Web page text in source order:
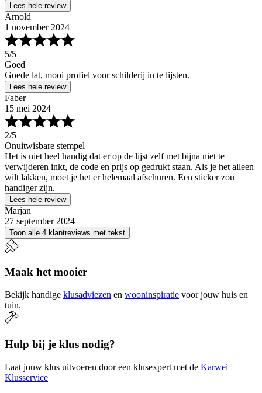
Lees hele review
Arnold
1 november 2024
5/5
Goed
Goede lat, mooi profiel voor schilderij in te lijsten.
Lees hele review
Faber
15 mei 2024
2/5
Onuitwisbare stempel
Het is niet heel handig dat er op de lijst zelf met bijna niet te
verwijderen inkt, de code en prijs op gedrukt staan. Als je het alleen
wilt lakken, moet je het er helemaal afschuren. Een sticker zou
handiger zijn.
Lees hele review
Marjan
27 september 2024
Toon alle 4 klantreviews met tekst
Maak het mooier
Bekijk handige klusadviezen en wooninspiratie voor jouw huis en
tuin.
Hulp bij je klus nodig?
Laat jouw klus uitvoeren door een klusexpert met de Karwei
Klusservice